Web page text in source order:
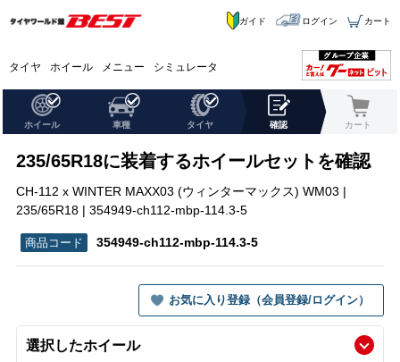
タイヤ ホイール メニュー シミュレータ
ガイド ログイン カート
ホイール 車種 タイヤ 確認 カート
235/65R18に装着するホイールセットを確認
CH-112 x WINTER MAXX03 (ウィンターマックス) WM03 |
235/65R18 | 354949-ch112-mbp-114.3-5
354949-ch112-mbp-114.3-5
お気に入り登録（会員登録/ログイン）
選択したホイール